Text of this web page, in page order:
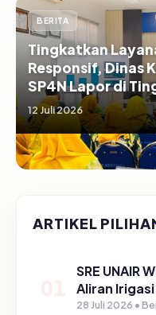
BERITA
Tingkatkan
Responsif, Dinas
SP4N Lapor di
serta SD/SMP di
12 Juli 2026
ARTIKEL
SRE UNAIR
Aliran
Program
28 Juli 2026 •